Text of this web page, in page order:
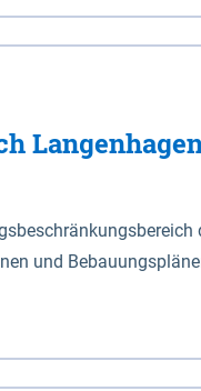
zwischen
Lauenburg). Das
und